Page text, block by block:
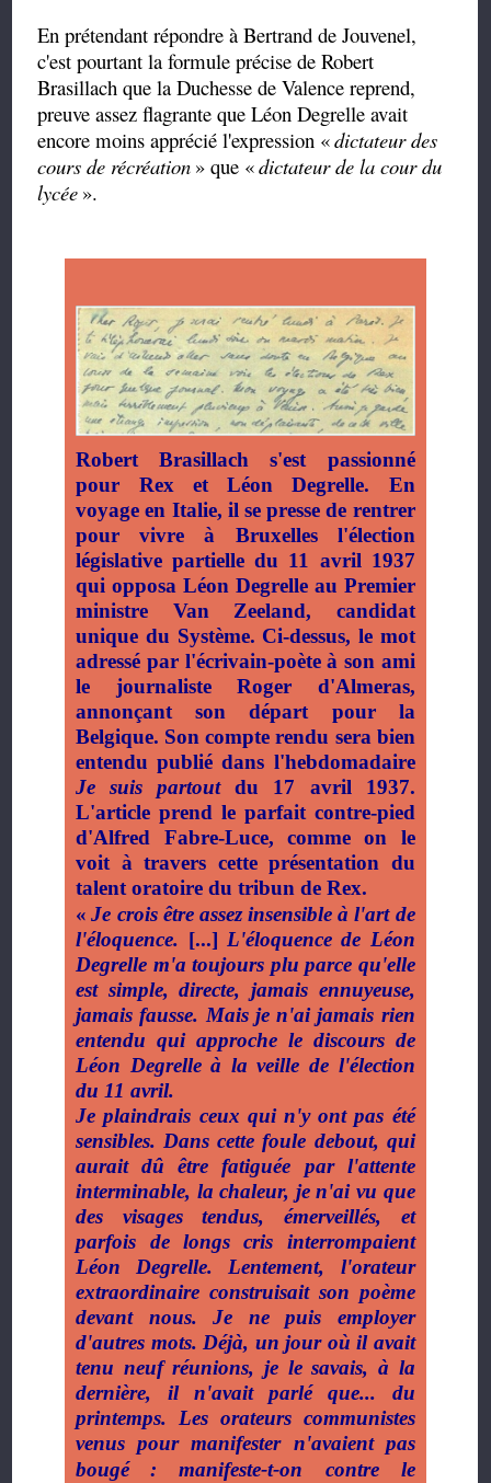
En prétendant répondre à Bertrand de Jouvenel,
c'est pourtant la formule précise de Robert
Brasillach que la Duchesse de Valence reprend,
preuve assez flagrante que Léon Degrelle avait
encore moins apprécié l'expression «dictateur des
cours de récréation » que «dictateur de la cour du
lycée ».
Robert Brasillach s'est passionné
pour Rex et Léon Degrelle. En
voyage en Italie, il se presse de rentrer
pour vivre à Bruxelles l'élection
législative partielle du 11 avril 1937
qui opposa Léon Degrelle au Premier
ministre Van Zeeland, candidat
unique du Système. Ci-dessus, le mot
adressé par l'écrivain-poète à son ami
le journaliste Roger d'Almeras,
annonçant son départ pour la
Belgique. Son compte rendu sera bien
entendu publié dans l'hebdomadaire
Je suis partoutdu 17 avril 1937.
L'article prend le parfait contre-pied
d'Alfred Fabre-Luce, comme on le
voit à travers cette présentation du
talent oratoire du tribun de Rex.
« Je crois être assez insensible à l'art de
l'éloquence. [...] L'éloquence de Léon
Degrelle m'a toujours plu parce qu'elle
est simple, directe, jamais ennuyeuse,
jamais fausse. Mais je n'ai jamais rien
entendu qui approche le discours de
Léon Degrelle à la veille de l'élection
du 11 avril.
Je plaindrais ceux qui n'y ont pas été
sensibles. Dans cette foule debout, qui
aurait dû être fatiguée par l'attente
interminable, la chaleur, je n'ai vu que
des visages tendus, émerveillés, et
parfois de longs cris interrompaient
Léon Degrelle. Lentement, l'orateur
extraordinaire construisait son poème
devant nous. Je ne puis employer
d'autres mots. Déjà, un jour où il avait
tenu neuf réunions, je le savais, à la
dernière, il n'avait parlé que... du
printemps. Les orateurs communistes
venus pour manifester n'avaient pas
bougé
: manifeste-t-on contre le